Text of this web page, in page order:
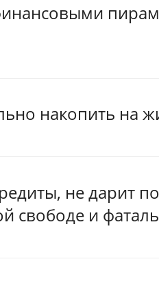
накопить на
не дарит
свободе и